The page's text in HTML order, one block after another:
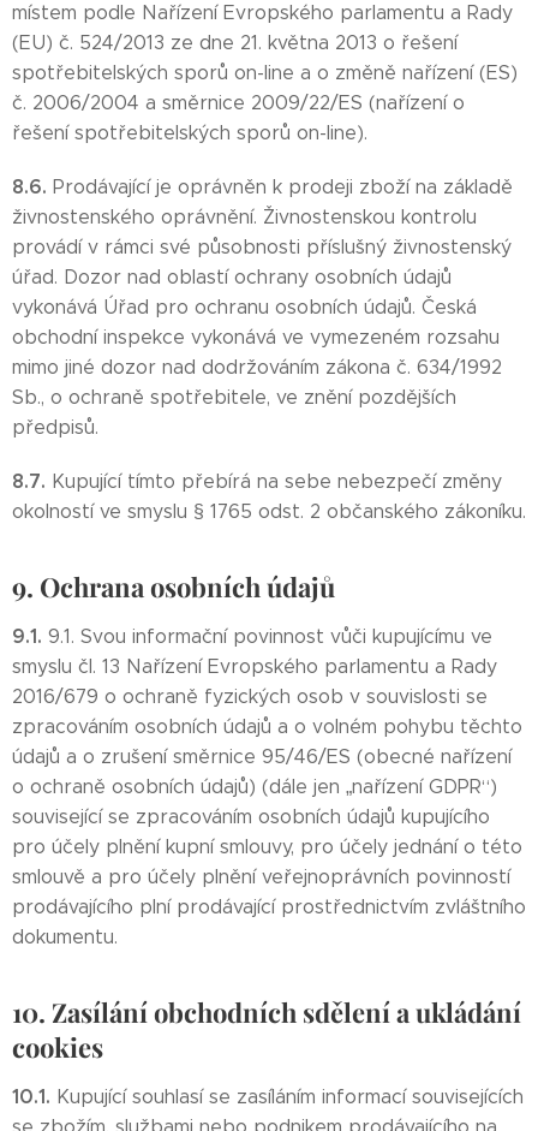
místem podle Nařízení Evropského parlamentu a Rady
(EU) č. 524/2013 ze dne 21. května 2013 o řešení
spotřebitelských sporů on-line a o změně nařízení (ES)
č. 2006/2004 a směrnice 2009/22/ES (nařízení o
řešení spotřebitelských sporů on-line).
8.6. Prodávající je oprávněn k prodeji zboží na základě
živnostenského oprávnění. Živnostenskou kontrolu
provádí v rámci své působnosti příslušný živnostenský
úřad. Dozor nad oblastí ochrany osobních údajů
vykonává Úřad pro ochranu osobních údajů. Česká
obchodní inspekce vykonává ve vymezeném rozsahu
mimo jiné dozor nad dodržováním zákona č. 634/1992
Sb., o ochraně spotřebitele, ve znění pozdějších
předpisů.
8.7. Kupující tímto přebírá na sebe nebezpečí změny
okolností ve smyslu § 1765 odst. 2 občanského zákoníku.
9. Ochrana osobních údajů
9.1. 9.1. Svou informační povinnost vůči kupujícímu ve
smyslu čl. 13 Nařízení Evropského parlamentu a Rady
2016/679 o ochraně fyzických osob v souvislosti se
zpracováním osobních údajů a o volném pohybu těchto
údajů a o zrušení směrnice 95/46/ES (obecné nařízení
o ochraně osobních údajů) (dále jen „nařízení GDPR“)
související se zpracováním osobních údajů kupujícího
pro účely plnění kupní smlouvy, pro účely jednání o této
smlouvě a pro účely plnění veřejnoprávních povinností
prodávajícího plní prodávající prostřednictvím zvláštního
dokumentu.
10. Zasílání obchodních sdělení a ukládání
cookies
10.1. Kupující souhlasí se zasíláním informací souvisejících